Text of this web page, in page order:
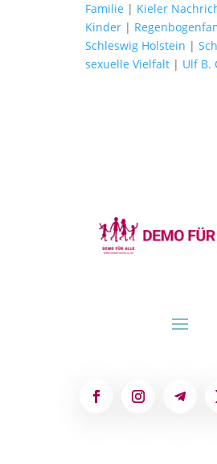
Familie | Kieler
Kinder|
Schleswig Holstein |
sexuelle Vielfalt| Ulf B.